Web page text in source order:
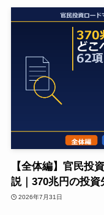
【全体編】官民投
説｜370兆円の投
2026年7月31日